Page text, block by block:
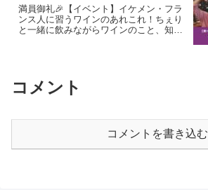
満員御礼🎉【イベント】イケメン・フラ
ンス人に習うワインのあれこれ！ちぇり
と一緒に飲みながらワインのこと、知り
コメント
コメントを書き込む